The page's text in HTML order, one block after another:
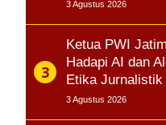
3 Agustus 2026
Ketua PWI
Hadapi AI dan
Etika Jurnalistik
3 Agustus 2026